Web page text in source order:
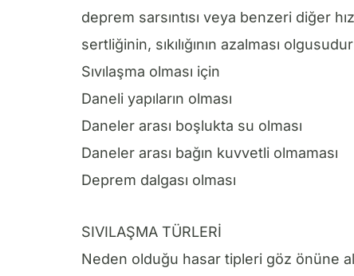
deprem sarsıntısı veya benzeri diğer
sertliğinin, sıkılığının azalması olgusudur
Sıvılaşma olması için
Daneli yapıların olması
Daneler arası boşlukta su olması
Daneler arası bağın kuvvetli olmaması
Deprem dalgası olması
SIVILAŞMA TÜRLERİ
Neden olduğu hasar tipleri göz önüne